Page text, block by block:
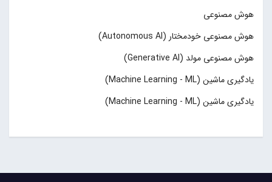
هوش مصنوعی
هوش مصنوعی خودمختار (Autonomous AI)
هوش مصنوعی مولد (Generative AI)
یادگیری ماشین (Machine Learning - ML)
یادگیری ماشین (Machine Learning - ML)